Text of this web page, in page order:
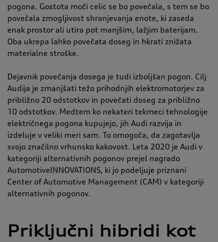
pogona. Gostota moči celic se bo povečala, s tem se bo
povečala zmogljivost shranjevanja enote, ki zaseda
enak prostor ali utira pot manjšim, lažjim baterijam.
Oba ukrepa lahko povečata doseg in hkrati znižata
materialne stroške.
Dejavnik povečanja dosega je tudi izboljšan pogon. Cilj
Audija je zmanjšati težo prihodnjih elektromotorjev za
približno 20 odstotkov in povečati doseg za približno
10 odstotkov. Medtem ko nekateri tekmeci tehnologije
električnega pogona kupujejo, jih Audi razvija in
izdeluje v veliki meri sam. To omogoča, da zagotavlja
svojo značilno vrhunsko kakovost. Leta 2020 je Audi v
kategoriji alternativnih pogonov prejel nagrado
AutomotiveINNOVATIONS, ki jo podeljuje priznani
Center of Automotive Management (CAM) v kategoriji
alternativnih pogonov.
Priključni hibridi kot